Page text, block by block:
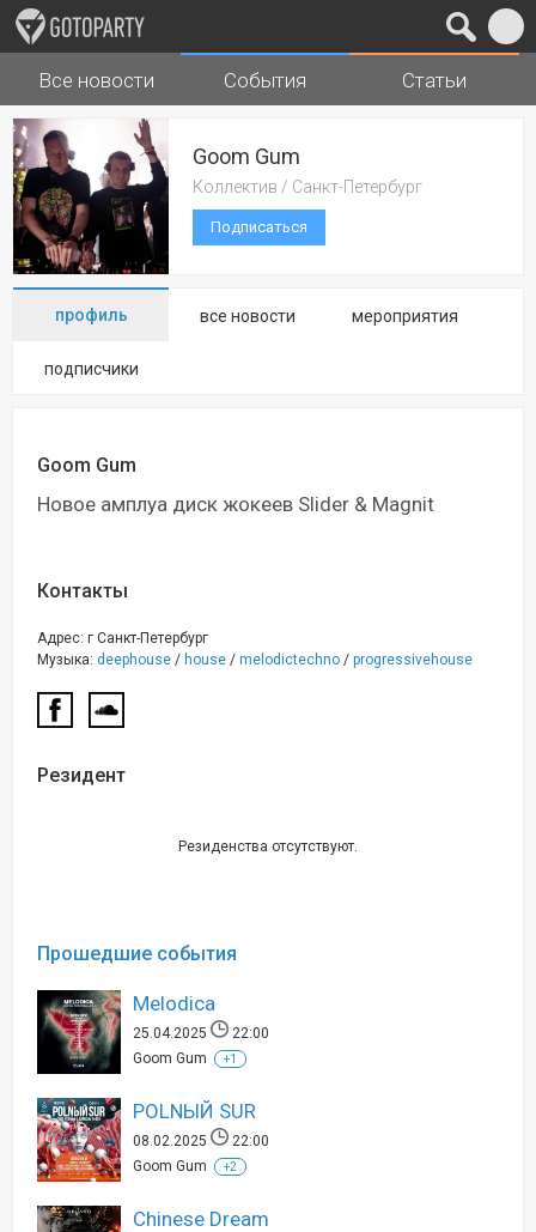
Города Музыка
Все новости События Статьи
Goom Gum
Коллектив / Санкт-Петербург
Подписаться
профиль все новости мероприятия
подписчики
Goom Gum
Новое амплуа диск жокеев Slider & Magnit
Контакты
Адрес: г Санкт-Петербург
Музыка: deephouse / house / melodictechno / progressivehouse
Резидент
Резиденства отсутствуют.
Прошедшие события
Melodica
25.04.2025
22:00
Goom Gum
+1
POLNЫЙ SUR
08.02.2025
22:00
Goom Gum
+2
Chinese Dream